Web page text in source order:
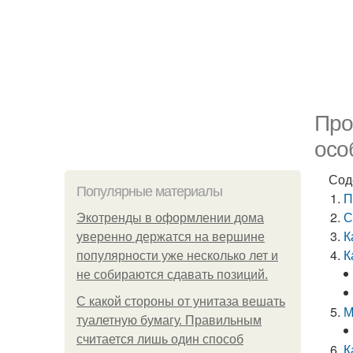
Популярные материалы
Экотренды в оформлении дома
уверенно держатся на вершине
популярности уже несколько лет и
не собираются сдавать позиций.
С какой стороны от унитаза вешать
туалетную бумагу. Правильным
считается лишь один способ